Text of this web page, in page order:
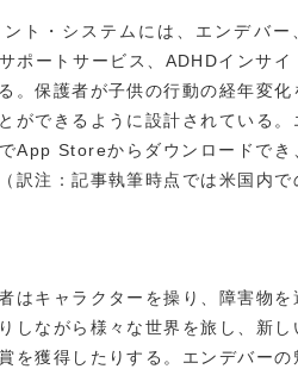
ト・システムには、エンデバー
ポートサービス、ADHDインサイ
。保護者が子供の行動の経年変化
ができるように設計されている。
App Storeからダウンロードでき
訳注：記事執筆時点では米国内で
はキャラクターを操り、障害物を
しながら様々な世界を旅し、新し
を獲得したりする。エンデバーの